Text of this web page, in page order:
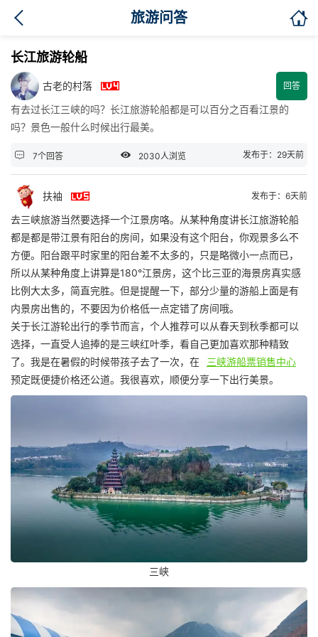
旅游问答 
长江旅游轮船
古老的村落  回答
有去过长江三峡的吗？长江旅游轮船都是可以百分之百看江景的
吗？景色一般什么时候出行最美。
 7个回答  2030人浏览 发布于：29天前
扶袖  发布于：6天前
去三峡旅游当然要选择一个江景房咯。从某种角度讲长江旅游轮船
都是都是带江景有阳台的房间，如果没有这个阳台，你观景多么不
方便。阳台跟平时家里的阳台差不太多的，只是略微小一点而已，
所以从某种角度上讲算是180°江景房，这个比三亚的海景房真实感
比例大太多，简直完胜。但是提醒一下，部分少量的游船上面是有
内景房出售的，不要因为价格低一点定错了房间哦。
关于长江游轮出行的季节而言，个人推荐可以从春天到秋季都可以
选择，一直受人追捧的是三峡红叶季，看自己更加喜欢那种精致
了。我是在暑假的时候带孩子去了一次，在
三峡游船票销售中心
预定既便捷价格还公道。我很喜欢，顺便分享一下出行美景。
三峡